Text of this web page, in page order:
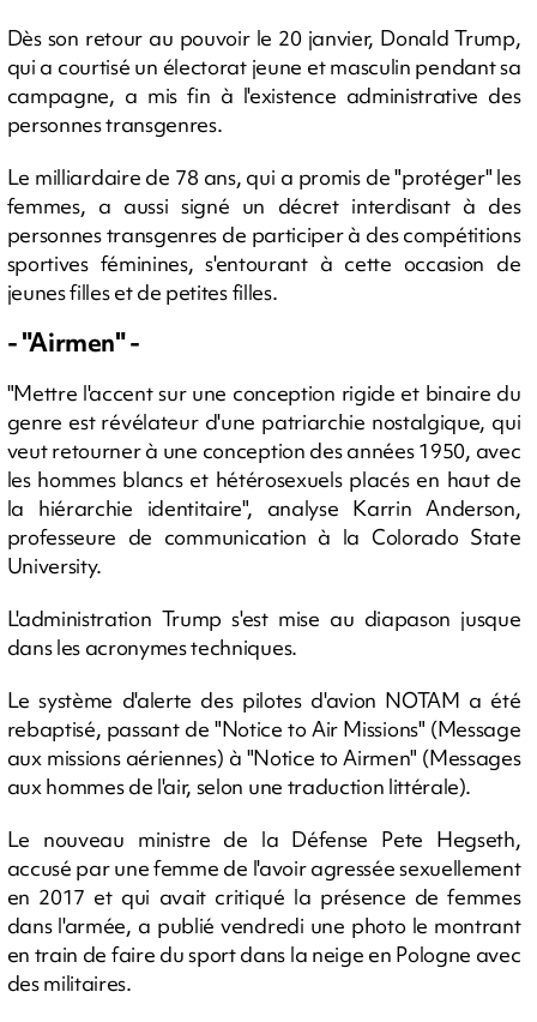
Dès son retour au pouvoir le 20 janvier, Donald Trump,
qui a courtisé un électorat jeune et masculin pendant sa
campagne, a mis fin à l'existence administrative des
personnes transgenres.
Le milliardaire de 78 ans, qui a promis de "protéger" les
femmes, a aussi signé un décret interdisant à des
personnes transgenres de participer à des compétitions
sportives féminines, s'entourant à cette occasion de
jeunes filles et de petites filles.
- "Airmen" -
"Mettre l'accent sur une conception rigide et binaire du
genre est révélateur d'une patriarchie nostalgique, qui
veut retourner à une conception des années 1950, avec
les hommes blancs et hétérosexuels placés en haut de
la hiérarchie identitaire", analyse Karrin Anderson,
professeure de communication à la Colorado State
University.
L'administration Trump s'est mise au diapason jusque
dans les acronymes techniques.
Le système d'alerte des pilotes d'avion NOTAM a été
rebaptisé, passant de "Notice to Air Missions" (Message
aux missions aériennes) à "Notice to Airmen" (Messages
aux hommes de l'air, selon une traduction littérale).
Le nouveau ministre de la Défense Pete Hegseth,
accusé par une femme de l'avoir agressée sexuellement
en 2017 et qui avait critiqué la présence de femmes
dans l'armée, a publié vendredi une photo le montrant
en train de faire du sport dans la neige en Pologne avec
des militaires.